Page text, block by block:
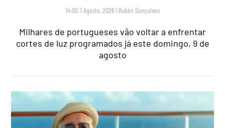
14:00 7 Agosto, 2026 | Rubén Gonçalves
Milhares de portugueses vão voltar a enfrentar
cortes de luz programados já este domingo, 9 de
agosto